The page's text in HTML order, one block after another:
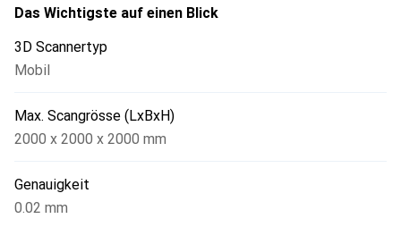
Das Wichtigste auf einen Blick
3D Scannertyp
Mobil
Max. Scangrösse (LxBxH)
2000 x 2000 x 2000 mm
Genauigkeit
0.02 mm